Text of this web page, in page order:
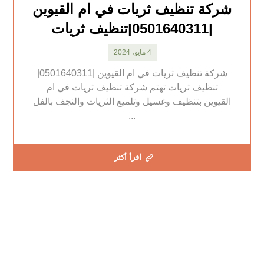
شركة تنظيف ثريات في ام القيوين
|0501640311|تنظيف ثريات
4 مايو، 2024
تنظيف ثريات تهتم شركة تنظيف ثريات في ام
القيوين بتنظيف وغسيل وتلميع الثريات والنجف بالفل
...
اقرأ أكثر